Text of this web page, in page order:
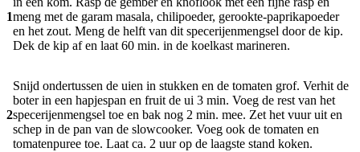
1meng met de garam masala, chilipoeder, gerookte-paprikapoeder
en het zout. Meng de helft van dit specerijenmengsel door de kip.
Dek de kip af en laat 60 min. in de koelkast marineren.
2
Snijd ondertussen de uien in stukken en de tomaten grof. Verhit de
boter in een hapjespan en fruit de ui 3 min. Voeg de rest van het
specerijenmengsel toe en bak nog 2 min. mee. Zet het vuur uit en
schep in de pan van de slowcooker. Voeg ook de tomaten en
tomatenpuree toe. Laat ca. 2 uur op de laagste stand koken.